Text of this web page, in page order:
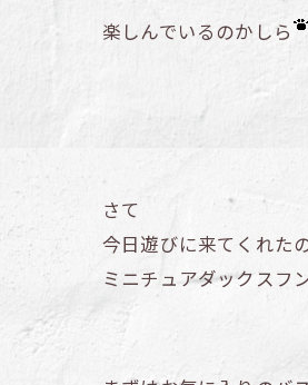
楽しんでいるのかしら
さて
今日遊びに来てくれた
ミニチュアダックスフ